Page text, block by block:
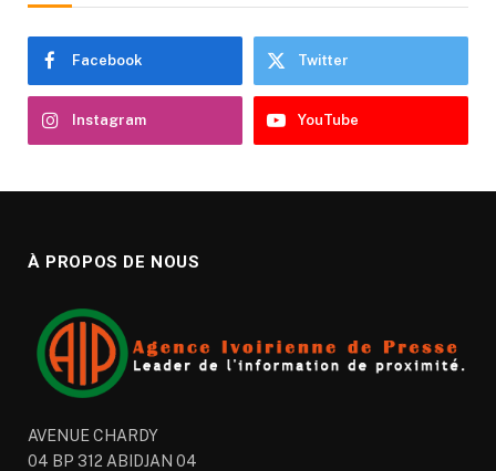
Facebook Twitter
Instagram YouTube
À PROPOS DE NOUS
AVENUE CHARDY
04 BP 312 ABIDJAN 04